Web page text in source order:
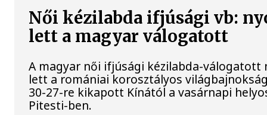
Női kézilabda ifjúsági vb:
lett a magyar válogatott
A magyar női ifjúsági kézilabda-válogatott
lett a romániai korosztályos
30-27-re kikapott Kínától a vasárnapi
Pitesti-ben.